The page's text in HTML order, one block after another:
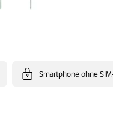
Smartphone ohne